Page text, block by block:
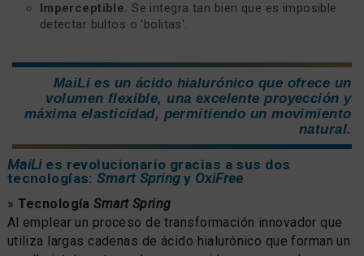
Imperceptible. Se integra tan bien que es imposible
detectar bultos o 'bolitas'.
MaiLi es un ácido hialurónico que ofrece un
volumen flexible, una excelente proyección y
máxima elasticidad, permitiendo un movimiento
natural.
MaiLies revolucionario gracias a sus dos
tecnologías:Smart Springy OxiFree
» TecnologíaSmart Spring
Al emplear un proceso de transformación innovador que
utiliza largas cadenas de ácido hialurónico que forman un